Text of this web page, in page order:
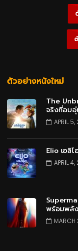
ตัวอย่างหนังใหม่
The
จริงที่อบอุ่
APRIL
Elio เอลิ
APRIL
พร้อมพลั
MARCH